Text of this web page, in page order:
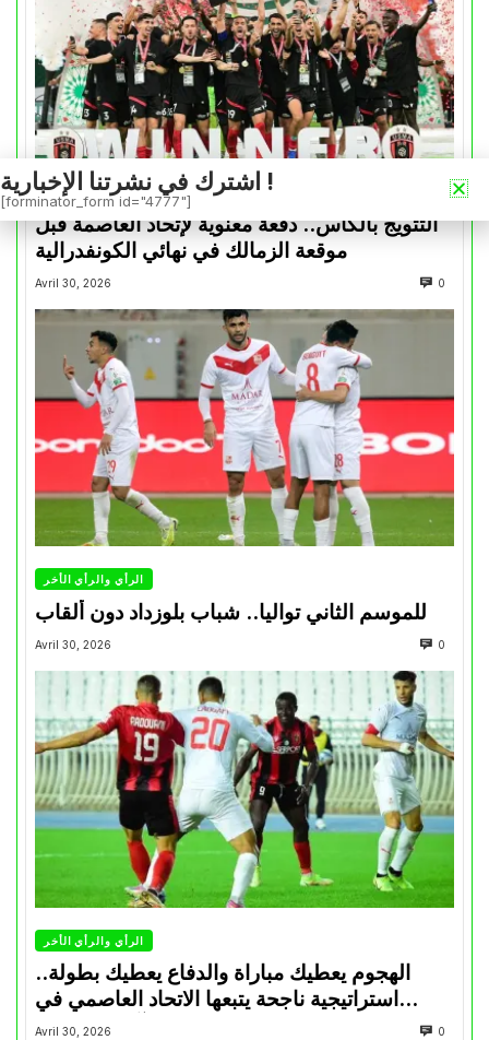
كأس الكونفدرالية
التتويج بالكأس.. دفعة معنوية لإتحاد العاصمة قبل
موقعة الزمالك في نهائي الكونفدرالية
Avril 30, 2026 0
الرأي والرأي الأخر
للموسم الثاني تواليا.. شباب بلوزداد دون ألقاب
Avril 30, 2026 0
الرأي والرأي الأخر
الهجوم يعطيك مباراة والدفاع يعطيك بطولة..
استراتيجية ناجحة يتبعها الاتحاد العاصمي في
تتويجاته آخر السنوات
Avril 30, 2026 0
اشترك في نشرتنا الإخبارية !
[forminator_form id="4777"]